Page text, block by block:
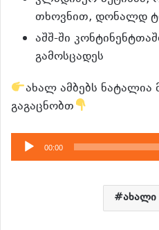
თხოვნით, დონალდ
აშშ-ში
გამოსცადეს
ახალ ამბებს ნატალია
გაგაცნობთ
აუდიო
დამკვრელი
00:00
ახალი